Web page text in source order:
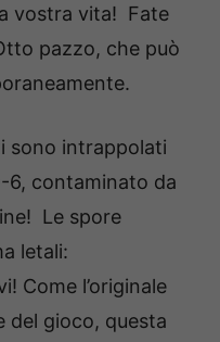
vostra vita! Fate
pazzo, che può
sono intrappolati
6, contaminato da
Le spore
letali:
Come l’originale
del gioco, questa